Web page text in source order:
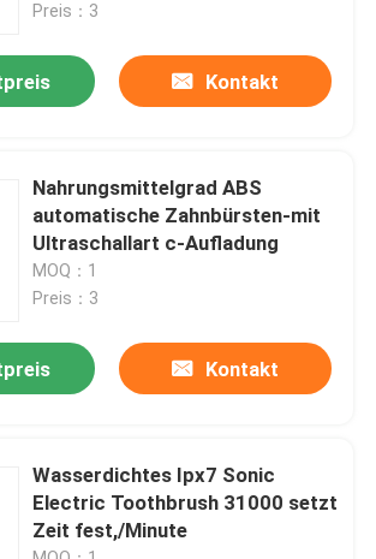
uns in Verbindung
Zitat
Auflage
Preis：3
Kontakt
Nahrungsmittelgrad ABS
automatische Zahnbürsten-mit
Ultraschallart c-Aufladung
MOQ：1
Preis：3
Kontakt
Wasserdichtes Ipx7 Sonic
Electric Toothbrush 31000 setzt
Zeit fest,/Minute